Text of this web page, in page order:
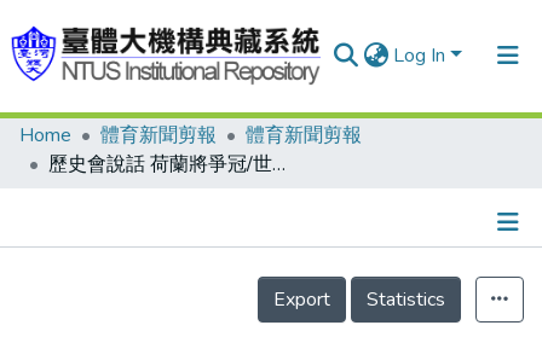
Log In
Communities & Collections
Home 體育新聞剪報
體育新聞剪報
歷史會說話 荷蘭將爭冠/世界杯個人進球榜/上帝之手不再 卡卡黯然謝幕/羅智聰解盤 梅洛紅牌出場 巴西反攻力竭/4成荷蘭球迷 自動放看球假/荷蘭VS.巴西對戰攻守表
Details
Export
Statistics